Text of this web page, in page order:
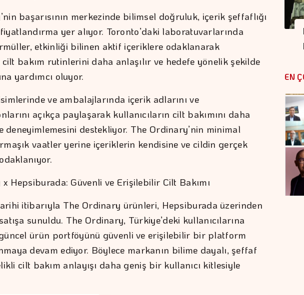
başarısının merkezinde bilimsel doğruluk, içerik şeffaflığı
yer alıyor. Toronto’daki laboratuvarlarında
etkinliği bilinen aktif içeriklere odaklanarak
cilt bakım rutinlerini daha anlaşılır ve hedefe yönelik şekilde
yardımcı oluyor.
ve ambalajlarında içerik adlarını ve
açıkça paylaşarak kullanıcıların cilt bakımını daha
deneyimlemesini destekliyor. The Ordinary’nin minimal
vaatler yerine içeriklerin kendisine ve cildin gerçek
Hepsiburada: Güvenli ve Erişilebilir Cilt Bakımı
itibarıyla The Ordinary ürünleri, Hepsiburada üzerinden
sunuldu. The Ordinary, Türkiye’deki kullanıcılarına
ürün portföyünü güvenli ve erişilebilir bir platform
devam ediyor. Böylece markanın bilime dayalı, şeffaf
cilt bakım anlayışı daha geniş bir kullanıcı kitlesiyle
EN